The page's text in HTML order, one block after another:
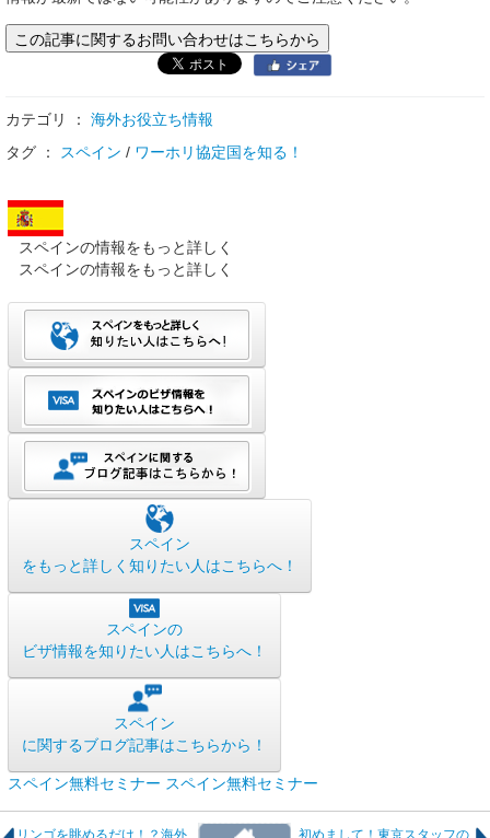
この記事に関するお問い合わせはこちらから
カテゴリ ： 海外お役立ち情報
タグ ： スペイン / ワーホリ協定国を知る！
スペインの情報をもっと詳しく
スペインの情報をもっと詳しく
スペイン
をもっと詳しく知りたい人はこちらへ！
スペインの
ビザ情報を知りたい人はこちらへ！
スペイン
に関するブログ記事はこちらから！
スペイン無料セミナー スペイン無料セミナー